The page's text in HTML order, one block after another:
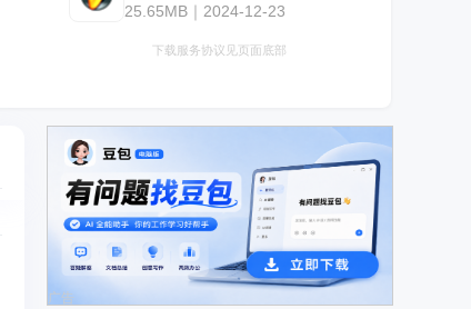
25.65MB｜2024-12-23
下载服务协议见页面底部
广告